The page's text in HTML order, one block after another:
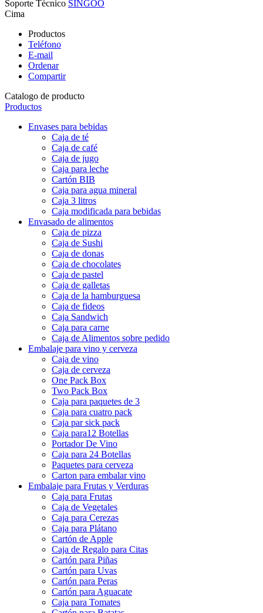
Derechos de autor © Shanghai Coffe Packing Co., Ltd.
Cima
Productos
Teléfono
E-mail
Compartir
Productos
Envases para bebidas
Caja de té
Caja de café
Caja de jugo
Caja para leche
Cartón BIB
Caja para agua mineral
Caja 3 litros
Caja modificada para bebidas
Envasado de alimentos
Caja de pizza
Caja de Sushi
Caja de donas
Caja de chocolates
Caja de pastel
Caja de galletas
Caja de la hamburguesa
Caja de fideos
Caja Sandwich
Caja para carne
Caja de Alimentos sobre pedido
Embalaje para vino y cerveza
Caja de vino
Caja de cerveza
One Pack Box
Two Pack Box
Caja para paquetes de 3
Caja para cuatro pack
Caja par sick pack
Caja para12 Botellas
Portador De Vino
Caja para 24 Botellas
Paquetes para cerveza
Carton para embalar vino
Embalaje para Frutas y Verduras
Caja para Frutas
Caja de Vegetales
Caja para Cerezas
Caja para Plátano
Cartón de Apple
Caja de Regalo para Citas
Cartón para Piñas
Cartón para Uvas
Cartón para Peras